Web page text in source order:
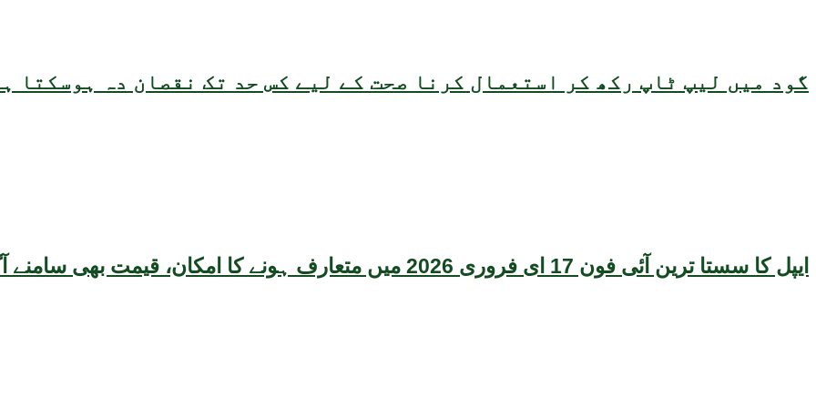
گود میں لیپ ٹاپ رکھ کر استعمال کرنا صحت کے لیے کس حد تک نقصان دہ ہوسکتا
ایپل کا سستا ترین آئی فون 17 ای فروری 2026 میں متعارف ہونے کا امکان، قیمت بھی سامنے آگئی